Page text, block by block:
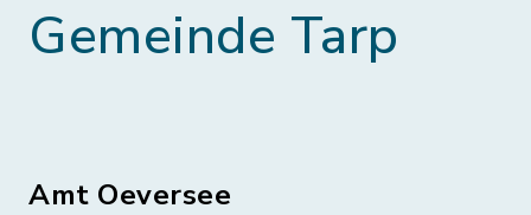
Gemeinde Tarp
Amt Oeversee